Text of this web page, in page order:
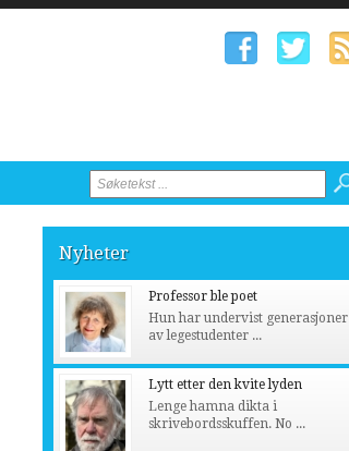
Nyheter
Professor ble poet
Hun har undervist generasjoner
av legestudenter ...
Lytt etter den kvite lyden
Lenge hamna dikta i
skrivebordsskuffen. No ...